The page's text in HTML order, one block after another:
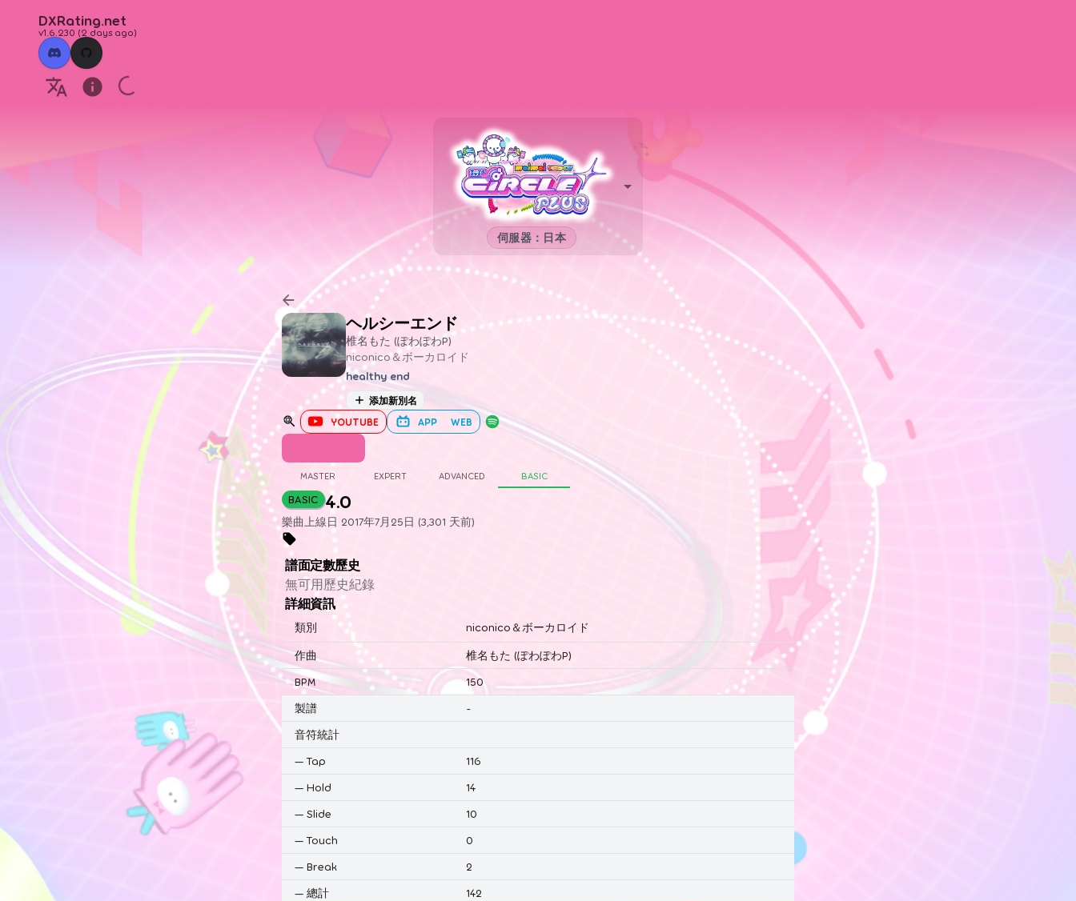
DXRating.net
v1.6.230 (2 days ago)
伺服器：日本
ヘルシーエンド
椎名もた (ぽわぽわP)
niconico＆ボーカロイド
healthy end
添加新別名
YOUTUBE APP WEB
MASTER EXPERT ADVANCED BASIC
BASIC 4.0
樂曲上線日 2017年7月25日 (3,301 天前)
譜面定數歷史
無可用歷史紀錄
詳細資訊
類別 niconico＆ボーカロイド
作曲
椎名もた (ぽわぽわP)
BPM
150
製譜
-
音符統計
— Tap
116
— Hold
14
— Slide
10
— Touch
0
— Break
2
— 總計 142